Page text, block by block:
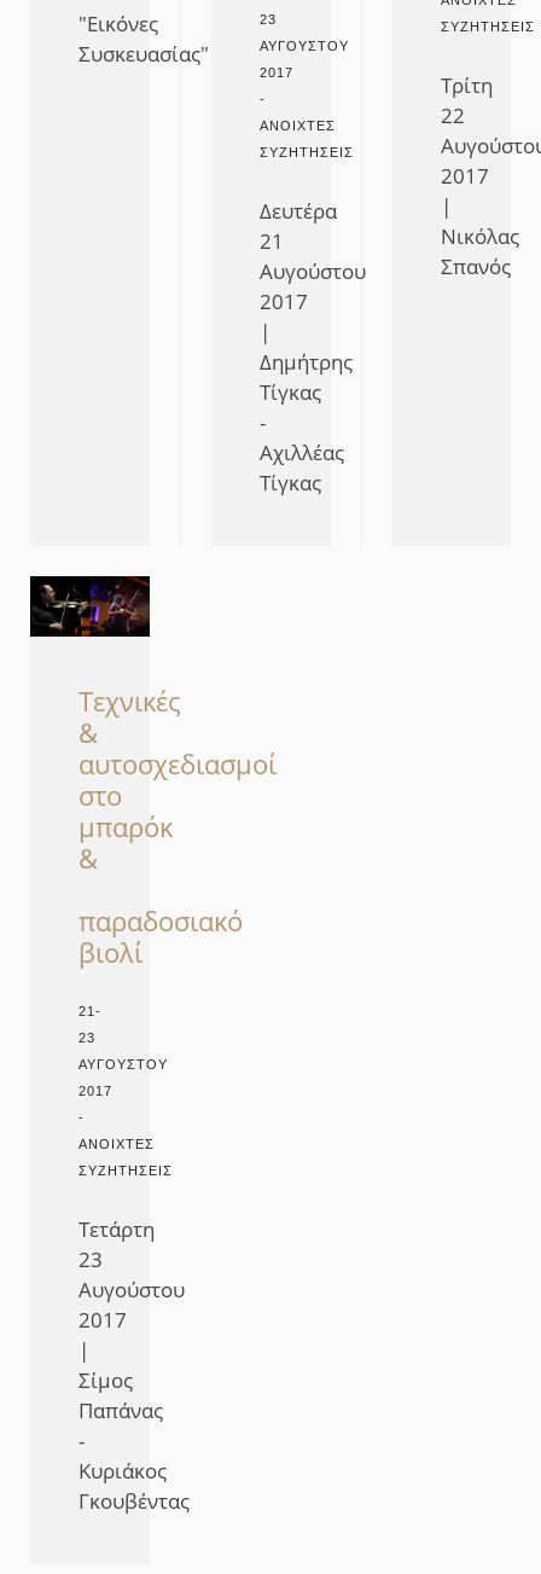
"Εικόνες
Συσκευασίας"
23
ΑΥΓΟΎΣΤΟΥ
2017
-
ΑΝΟΙΧΤΈΣ
ΣΥΖΗΤΉΣΕΙΣ
Δευτέρα
21
Αυγούστου
2017
|
Δημήτρης
Τίγκας
-
Αχιλλέας
Τίγκας
ΣΥΖΗΤΉΣΕΙΣ
Τρίτη
22
2017
|
Νικόλας
Σπανός
Τεχνικές
&
αυτοσχεδιασμοί
στο
μπαρόκ
&
παραδοσιακό
βιολί
21-
23
ΑΥΓΟΎΣΤΟΥ
2017
-
ΑΝΟΙΧΤΈΣ
ΣΥΖΗΤΉΣΕΙΣ
Τετάρτη
23
Αυγούστου
2017
|
Σίμος
Παπάνας
-
Κυριάκος
Γκουβέντας